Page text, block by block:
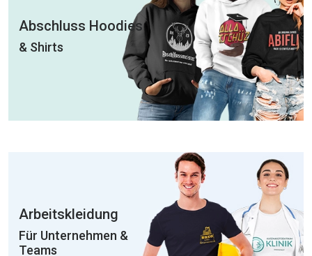
Abschluss Hoodies
& Shirts
Arbeitskleidung
Für Unternehmen &
Teams